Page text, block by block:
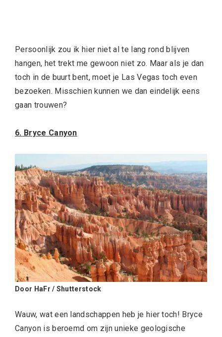
Persoonlijk zou ik hier niet al te lang rond blijven
hangen, het trekt me gewoon niet zo. Maar als je dan
toch in de buurt bent, moet je Las Vegas toch even
bezoeken. Misschien kunnen we dan eindelijk eens
gaan trouwen?
6. Bryce Canyon
Door HaFr / Shutterstock
Wauw, wat een landschappen heb je hier toch! Bryce
Canyon is beroemd om zijn unieke geologische